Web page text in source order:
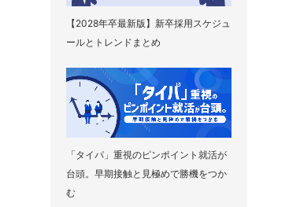
【2028年卒最新版】新卒採用スケジュ
ールとトレンドまとめ
「タイパ」重視のピンポイント就活が
台頭。早期接触と見極めで勝機をつか
む